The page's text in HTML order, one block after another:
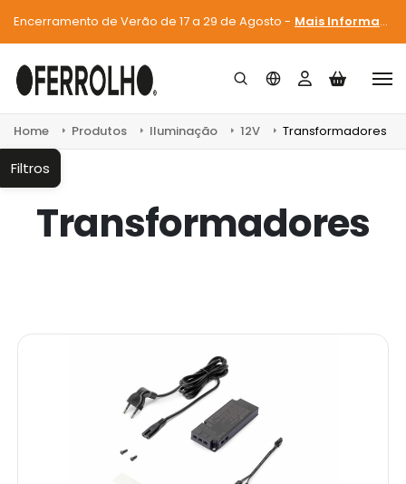
Encerramento de Verão de 17 a 29 de Agosto - Mais Informações
Home Produtos Iluminação 12V Transformadores
Transformadores
Filtros